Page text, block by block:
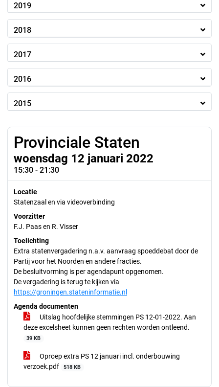
2019
2018
2017
2016
2015
Provinciale Staten
woensdag 12 januari 2022
15:30 - 21:30
Locatie
Statenzaal en via videoverbinding
Voorzitter
F.J. Paas en R. Visser
Toelichting
Extra statenvergadering n.a.v. aanvraag spoeddebat door de
Partij voor het Noorden en andere fracties.
De besluitvorming is per agendapunt opgenomen.
De vergadering is terug te kijken via
https://groningen.stateninformatie.nl
Agenda documenten
Uitslag hoofdelijke stemmingen PS 12-01-2022. Aan
deze excelsheet kunnen geen rechten worden ontleend.
39 KB
Oproep extra PS 12 januari incl. onderbouwing
verzoek.pdf
518 KB